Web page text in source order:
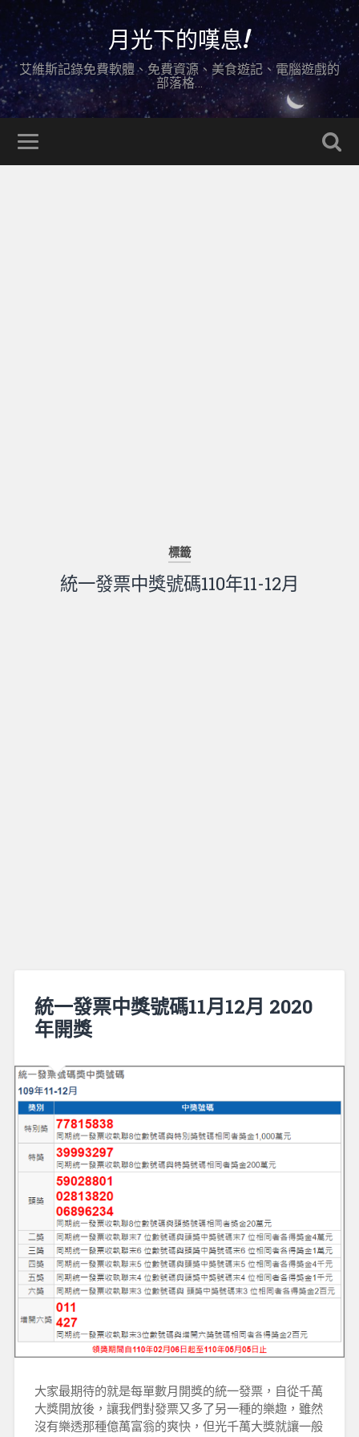
月光下的嘆息!
艾維斯記錄免費軟體、免費資源、美食遊記、電腦遊戲的
部落格…
標籤
統一發票中獎號碼110年11-12月
統一發票中獎號碼11月12月 2020
年開獎
大家最期待的就是每單數月開獎的統一發票，自從千萬
大獎開放後，讓我們對發票又多了另一種的樂趣，雖然
沒有樂透那種億萬富翁的爽快，但光千萬大獎就讓一般